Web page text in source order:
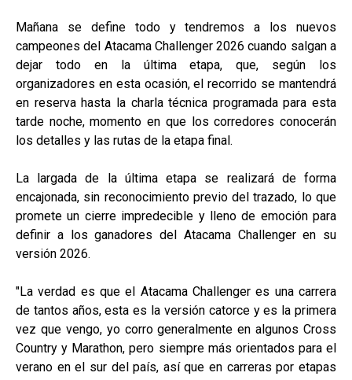
Mañana se define todo y tendremos a los nuevos
campeones del Atacama Challenger 2026 cuando salgan a
dejar todo en la última etapa, que, según los
organizadores en esta ocasión, el recorrido se mantendrá
en reserva hasta la charla técnica programada para esta
tarde noche, momento en que los corredores conocerán
los detalles y las rutas de la etapa final.
La largada de la última etapa se realizará de forma
encajonada, sin reconocimiento previo del trazado, lo que
promete un cierre impredecible y lleno de emoción para
definir a los ganadores del Atacama Challenger en su
versión 2026.
"La verdad es que el Atacama Challenger es una carrera
de tantos años, esta es la versión catorce y es la primera
vez que vengo, yo corro generalmente en algunos Cross
Country y Marathon, pero siempre más orientados para el
verano en el sur del país, así que en carreras por etapas